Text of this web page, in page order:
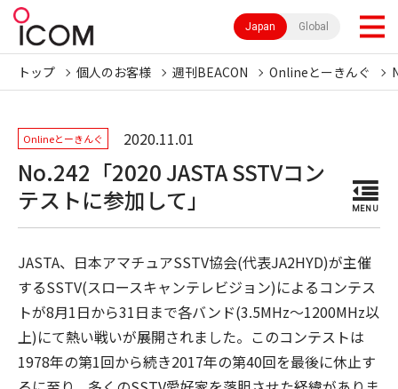
Japan Global
トップ 個人のお客様 週刊BEACON Onlineとーきんぐ
Onlineとーきんぐ 2020.11.01
No.242「2020 JASTA SSTVコン
テストに参加して」
MENU
JASTA、日本アマチュアSSTV協会(代表JA2HYD)が主催
するSSTV(スロースキャンテレビジョン)によるコンテス
トが8月1日から31日まで各バンド(3.5MHz～1200MHz以
上)にて熱い戦いが展開されました。このコンテストは
1978年の第1回から続き2017年の第40回を最後に休止す